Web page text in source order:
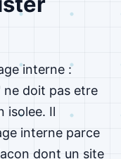
interne :
ne doit pas etre
isolee. Il
interne parce
dont un site